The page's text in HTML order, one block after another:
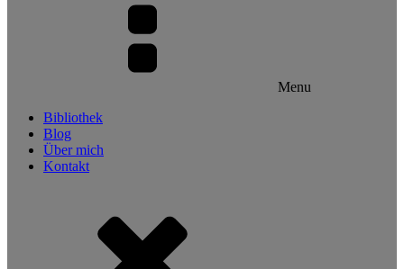
Menu
Bibliothek
Blog
Über mich
Kontakt